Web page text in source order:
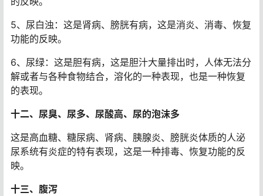
5、尿白浊：这是肾病、膀胱有病，这是消炎、消毒、恢复
功能的反映。
6、尿绿：这是胆有病，这是胆汁大量排出时，人体无法分
解或者与各种食物结合，溶化的一种表现，也是一种恢复
的表现。
十二、尿臭、尿多、尿酸高、尿的泡沫多
这是高血糖、糖尿病、肾病、胰腺炎、膀胱炎体质的人泌
尿系统有炎症的特有表现，这是一种排毒、恢复功能的反
映。
十三、腹泻